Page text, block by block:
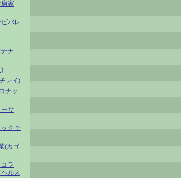
家
バレ
ナ
)
レイ)
ナッ
サ
ク チ
(カゴ
ラ
ルス